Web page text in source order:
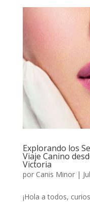
Explorando los
Viaje Canino
Victoria
por Canis Minor|
¡Hola a todos,